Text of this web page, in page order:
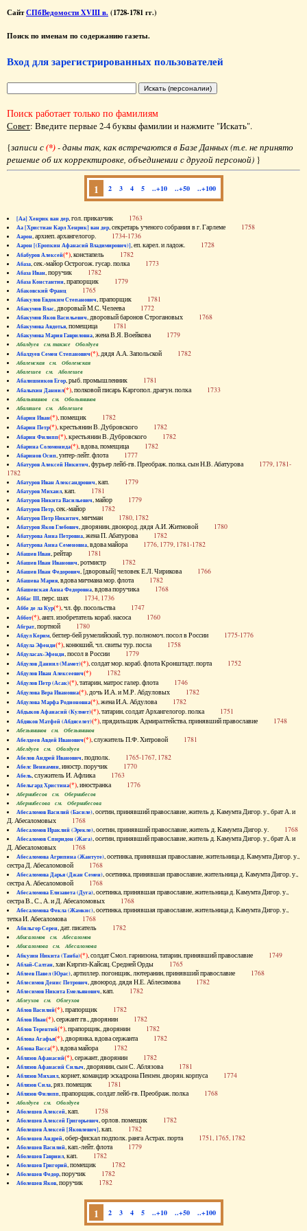
СайтСПбВедомости XVIII в. (1728-1781 гг.)
Поиск по именам по содержанию газеты.
Вход для зарегистрированных пользователей
Поиск работает только по фамилиям
Совет: Введите первые 2-4 буквы фамилии и нажмите "Искать".
{записи с(*)- даны так, как встречаются в Базе Данных (т.е. не принято
решение об их корректировке, объединении с другой персоной) }
1 2 3 4 5 ..+10 ..+50 ..+100
[Аа] Хенрик ван дер, гол. приказчик 1763
Аа [Христиан Карл Хенрик] ван дер, секретарь ученого собрания в г. Гарлеме 1758
Аарон, архиеп. архангелогор. 1734-1736
Аарон [(Еропкин Афанасий Владимирович)], еп. карел. и ладож. 1728
Абабуров Алексей(*), констапель 1782
Абаза, сек.-майор Острогож. гусар. полка 1773
Абаза Иван, поручик 1782
Абаза Константин, прапорщик 1779
Абаковский Франц 1765
Абакулов Евдоким Степанович, прапорщик 1781
Абакумов Влас, дворовый М.С. Челеева 1772
Абакумов Яков Васильевич, дворовый баронов Строгановых 1768
Абакумова Авдотья, помещица 1781
Абакумова Мария Гавриловна, жена В.Я. Воейкова 1779
Абалдуев см. также Оболдуев
Абалдуев Семен Степанович(*), дядя А.А. Запольской 1782
Абаленская см. Оболенская
Абалешев см. Аболешев
Абалишников Егор, рыб. промышленник 1781
Абалыхин Даниил(*), полковой писарь Каргопол. драгун. полка 1733
Абальянинов см. Обольянинов
Абаляшев см. Аболешев
Абарин Иван(*), помещик 1782
Абарин Петр(*), крестьянин В. Дубровского 1782
Абарин Филипп(*), крестьянин В. Дубровского 1782
Абарина Соломонида(*), вдова, помещица 1782
Абаринов Осип, унтер-лейт. флота 1777
Абатуров Алексей Никитич, фурьер лейб-гв. Преображ. полка, сын Н.В. Абатурова 1779, 1781-
1782
Абатуров Иван Александрович, кап. 1779
Абатуров Михаил, кап. 1781
Абатуров Никита Васильевич, майор 1779
Абатуров Петр, сек.-майор 1782
Абатуров Петр Никитич, мичман 1780, 1782
Абатуров Яков Глебович, дворянин, двоюрод. дядя А.И. Житновой 1780
Абатурова Анна Петровна, жена П. Абатурова 1782
Абатурова Анна Семеновна, вдова майора 1776, 1779, 1781-1782
Абашев Иван, рейтар 1781
Абашев Иван Иванович, ротмистр 1782
Абашев Иван Федорович, [дворовый] человек Е.Л. Чирикова 1766
Абашева Мария, вдова мичмана мор. флота 1782
Абашевская Анна Федоровна, вдова поручика 1768
Аббас III, перс. шах 1734, 1736
Аббе де ла Кур(*), чл. фр. посольства 1747
Аббот(*), англ. изобретатель кораб. насоса 1760
Абграт, портной 1780
Абдул Керим, беглер-бей румелийский, тур. полномоч. посол в России 1775-1776
Абдула Эфенди(*), конюший, чл. свиты тур. посла 1758
Абдуласах-Эфенди, посол в России 1779
Абдулов Даниил (Мамет)(*), солдат мор. кораб. флота Кронштадт. порта 1752
Абдулов Иван Алексеевич(*) 1782
Абдулов Петр (Асак)(*), татарин, матрос галер. флота 1746
Абдулова Вера Ивановна(*), дочь И.А. и М.Р. Абдуловых 1782
Абдулова Марфа Родионовна(*), жена И.А. Абдулова 1782
Абдыков Афанасий (Кулмет)(*), татарин, солдат Архангелогор. полка 1751
Абдяков Матфей (Абдяселет)(*), прядильщик Адмиралтейства, принявший православие 1748
Абезьянинов см. Обезьянинов
Абелдеев Авдей Иванович(*), служитель П.Ф. Хитровой 1781
Абелдуев см. Оболдуев
Абелов Андрей Иванович, подполк. 1765-1767, 1782
Абелс Вениамин, иностр. поручик 1770
Абель, служитель И. Афлика 1763
Абельгард Христина(*), иностранка 1776
Абернибесов см. Обернибесов
Абернибесова см. Обернибесова
Абесаломов Василий (Басиле), осетин, принявший православие, житель д. Камумта Дигор. у., брат А. и
Д. Абесаломовых 1768
Абесаломов Ираклий (Эрекле), осетин, принявший православие, житель д. Камумта Дигор. у. 1768
Абесаломов Спиридон (Жага), осетин, принявший православие, житель д. Камумта Дигор. у., брат А. и
Д. Абесаломовых 1768
Абесаломова Агрипина (Жантуте), осетинка, принявшая православие, жительница д. Камумта Дигор. у.,
сестра Д. Абесаломовой 1768
Абесаломова Дарья (Джан Семен), осетинка, принявшая православие, жительница д. Камумта Дигор. у.,
сестра А. Абесаломовой 1768
Абесаломова Елизавета (Дуга), осетинка, принявшая православие, жительница д. Камумта Дигор. у.,
сестра В., С., А. и Д. Абесаломовых 1768
Абесаломова Фекла (Жамкис), осетинка, принявшая православие, жительница д. Камумта Дигор. у.,
тетка И. Абесаломова 1768
Абильгор Серен, дат. писатель 1782
Абисаломов см. Абесаломов
Абисаломова см. Абесаломова
Абкузин Никита (Танба)(*), солдат Смол. гарнизона, татарин, принявший православие 1749
Аблай-Салтан, хан Киргиз-Кайсац. Средней Орды 1765
Аблеев Павел (Юрас), артиллер. погонщик, лютеранин, принявший православие 1768
Аблесимов Денис Петрович, двоюрод. дядя Н.Е. Аблесимова 1782
Аблесимов Никита Емельянович, кап. 1782
Аблеухов см. Облеухов
Аблов Василий(*), прапорщик 1782
Аблов Иван(*), сержант гв., дворянин 1782
Аблов Терентий(*), прапорщик, дворянин 1782
Аблова Агафья(*), дворянка, вдова сержанта 1782
Аблова Васса(*), вдова майора 1782
Аблязов Афанасий(*), сержант, дворянин 1782
Аблязов Афанасий Силыч, дворянин, сын С. Аблязова 1781
Аблязов Михаил, корнет, командир эскадрона Пензен. дворян. корпуса 1774
Аблязов Сила, ряз. помещик 1781
Аблязов Филипп, прапорщик, солдат лейб-гв. Преображ. полка 1768
Аболдуев см. Оболдуев
Аболешев Алексей, кап. 1758
Аболешев Алексей Григорьевич, орлов. помещик 1782
Аболешев Алексей [Яковлевич], кап. 1782
Аболешев Андрей, обер-фискал подполк. ранга Астрах. порта 1751, 1765, 1782
Аболешев Василий, кап.-лейт. флота 1779
Аболешев Гавриил, кап. 1782
Аболешев Григорий, помещик 1782
Аболешев Федор, поручик 1782
Аболешев Яков, поручик 1782
1 2 3 4 5 ..+10 ..+50 ..+100